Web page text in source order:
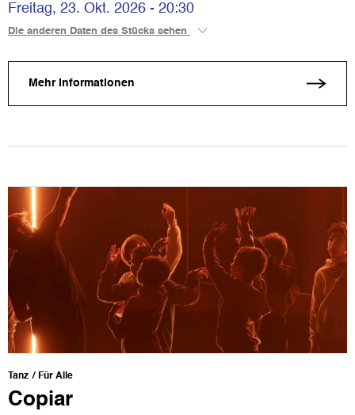
Freitag, 23. Okt. 2026 - 20:30
Die anderen Daten des Stücks sehen
Mehr Informationen
Tanz Für Alle
Copiar